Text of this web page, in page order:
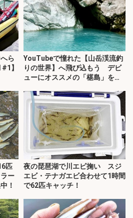
ら
】
YouTubeで憧れた【山岳渓流釣
りの世界】へ飛び込もう デビ
ューにオススメの「椹島」を紹
匹
ー
！
夜の琵琶湖で川エビ掬い スジ
エビ・テナガエビ合わせて1時間
で62匹キャッチ！